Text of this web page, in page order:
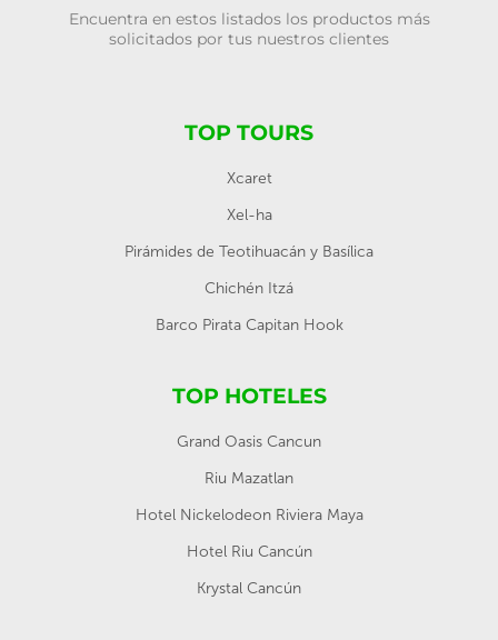
Encuentra en estos listados los productos más
solicitados por tus nuestros clientes
TOP TOURS
Xcaret
Xel-ha
Pirámides de Teotihuacán y Basílica
Chichén Itzá
Barco Pirata Capitan Hook
TOP HOTELES
Grand Oasis Cancun
Riu Mazatlan
Hotel Nickelodeon Riviera Maya
Hotel Riu Cancún
Krystal Cancún